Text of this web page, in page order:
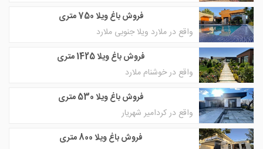
فروش باغ ویلا 750 متری
واقع در ملارد ویلا جنوبی ملارد
فروش باغ ویلا 1425 متری
واقع در خوشنام ملارد
فروش باغ ویلا 530 متری
واقع در کردامیر شهریار
فروش باغ ویلا 800 متری